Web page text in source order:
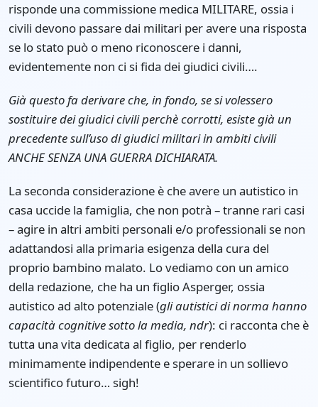
risponde una commissione medica MILITARE, ossia i
civili devono passare dai militari per avere una risposta
se lo stato può o meno riconoscere i danni,
evidentemente non ci si fida dei giudici civili….
Già questo fa derivare che, in fondo, se si volessero
sostituire dei giudici civili perchè corrotti, esiste già un
precedente sull’uso di giudici militari in ambiti civili
ANCHE SENZA UNA GUERRA DICHIARATA.
La seconda considerazione è che avere un autistico in
casa uccide la famiglia, che non potrà – tranne rari casi
– agire in altri ambiti personali e/o professionali se non
adattandosi alla primaria esigenza della cura del
proprio bambino malato. Lo vediamo con un amico
della redazione, che ha un figlio Asperger, ossia
autistico ad alto potenziale (gli autistici di norma hanno
capacità cognitive sotto la media, ndr): ci racconta che è
tutta una vita dedicata al figlio, per renderlo
minimamente indipendente e sperare in un sollievo
scientifico futuro… sigh!